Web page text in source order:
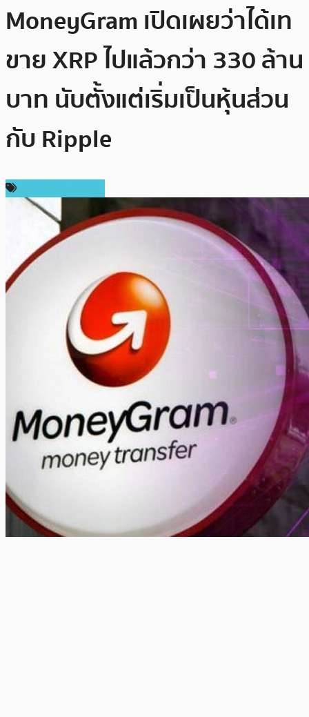
MoneyGram เปิดเผยว่าได้เท
ขาย XRP ไปแล้วกว่า 330 ล้าน
บาท นับตั้งแต่เริ่มเป็นหุ้นส่วน
กับ Ripple